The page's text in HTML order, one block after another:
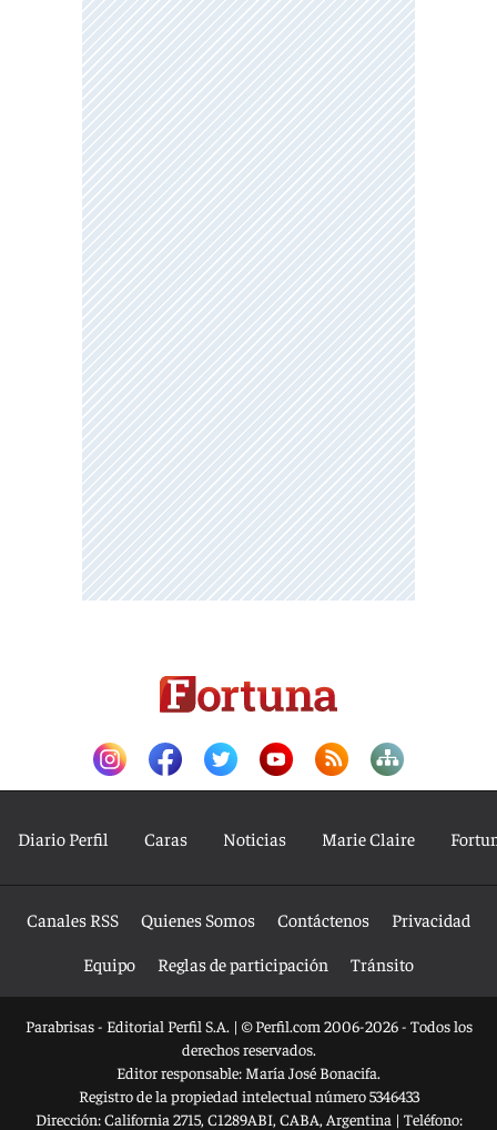
Diario Perfil Caras Noticias Marie Claire
Canales RSS Quienes Somos Contáctenos
Privacidad
Equipo
Reglas de participación Tránsito
Parabrisas - Editorial Perfil S.A. | © Perfil.com 2006-2026 - Todos los
derechos reservados.
Editor responsable: María José Bonacifa.
Registro de la propiedad intelectual número 5346433
Dirección:California 2715, C1289ABI, CABA, Argentina | Teléfono: